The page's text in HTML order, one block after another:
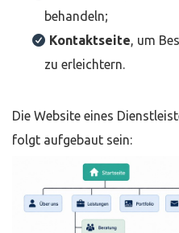
behandeln;
Kontaktseite, um
zu erleichtern.
Die Website eines
folgt aufgebaut sein: